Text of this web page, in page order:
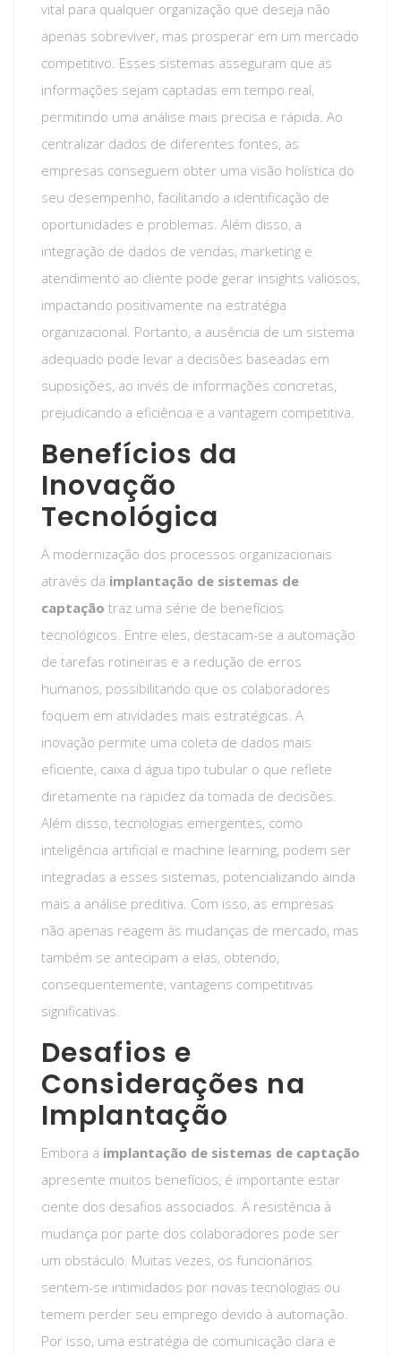
vital para qualquer organização que deseja não
apenas sobreviver, mas prosperar em um mercado
competitivo. Esses sistemas asseguram que as
informações sejam captadas em tempo real,
permitindo uma análise mais precisa e rápida. Ao
centralizar dados de diferentes fontes, as
empresas conseguem obter uma visão holística do
seu desempenho, facilitando a identificação de
oportunidades e problemas. Além disso, a
integração de dados de vendas, marketing e
atendimento ao cliente pode gerar insights valiosos,
impactando positivamente na estratégia
organizacional. Portanto, a ausência de um sistema
adequado pode levar a decisões baseadas em
suposições, ao invés de informações concretas,
prejudicando a eficiência e a vantagem competitiva.
Benefícios da
Inovação
Tecnológica
A modernização dos processos organizacionais
através da implantação de sistemas de
captação traz uma série de benefícios
tecnológicos. Entre eles, destacam-se a automação
de tarefas rotineiras e a redução de erros
humanos, possibilitando que os colaboradores
foquem em atividades mais estratégicas. A
inovação permite uma coleta de dados mais
eficiente, caixa d água tipo tubular o que reflete
diretamente na rapidez da tomada de decisões.
Além disso, tecnologias emergentes, como
inteligência artificial e machine learning, podem ser
integradas a esses sistemas, potencializando ainda
mais a análise preditiva. Com isso, as empresas
não apenas reagem às mudanças de mercado, mas
também se antecipam a elas, obtendo,
consequentemente, vantagens competitivas
significativas.
Desafios e
Considerações na
Implantação
Embora a implantação de sistemas de captação
apresente muitos benefícios, é importante estar
ciente dos desafios associados. A resistência à
mudança por parte dos colaboradores pode ser
um obstáculo. Muitas vezes, os funcionários
sentem-se intimidados por novas tecnologias ou
temem perder seu emprego devido à automação.
Por isso, uma estratégia de comunicação clara e